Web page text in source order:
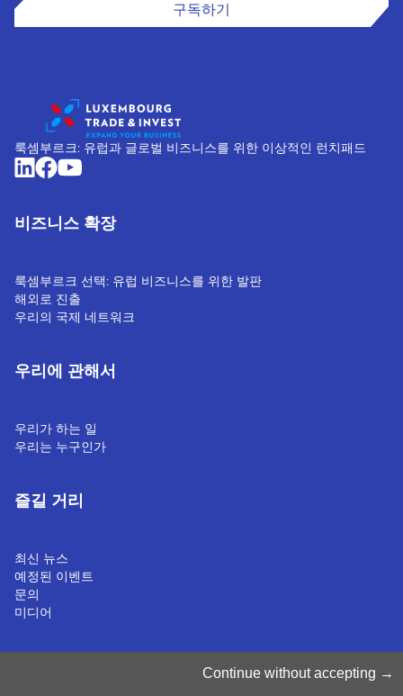
구독하기
룩셈부르크: 유럽과 글로벌 비즈니스를 위한 이상적인 런치패드
비즈니스 확장
룩셈부르크 선택: 유럽 비즈니스를 위한 발판
해외로 진출
우리의 국제 네트워크
우리에 관해서
우리가 하는 일
우리는 누구인가
즐길 거리
최신 뉴스
예정된 이벤트
문의
미디어
Continue without accepting